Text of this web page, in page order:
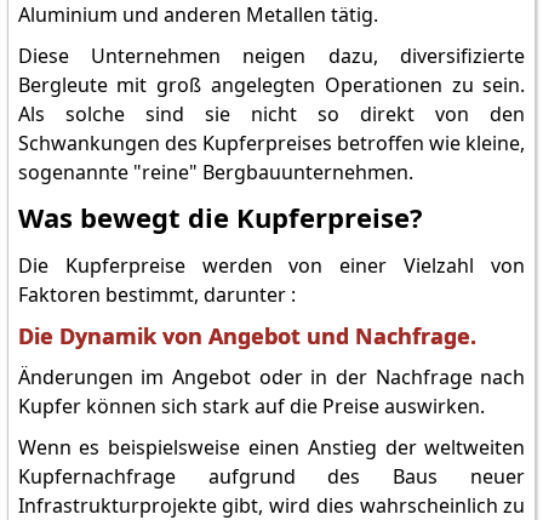
Aluminium und anderen Metallen tätig.
Diese Unternehmen neigen dazu, diversifizierte
Bergleute mit groß angelegten Operationen zu sein.
Als solche sind sie nicht so direkt von den
Schwankungen des Kupferpreises betroffen wie kleine,
sogenannte "reine" Bergbauunternehmen.
Was bewegt die Kupferpreise?
Die Kupferpreise werden von einer Vielzahl von
Faktoren bestimmt, darunter :
Die Dynamik von Angebot und Nachfrage.
Änderungen im Angebot oder in der Nachfrage nach
Kupfer können sich stark auf die Preise auswirken.
Wenn es beispielsweise einen Anstieg der weltweiten
Kupfernachfrage aufgrund des Baus neuer
Infrastrukturprojekte gibt, wird dies wahrscheinlich zu